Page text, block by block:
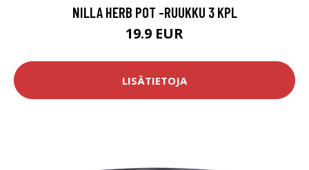
NILLA HERB POT -RUUKKU 3 KPL
19.9 EUR
LISÄTIETOJA